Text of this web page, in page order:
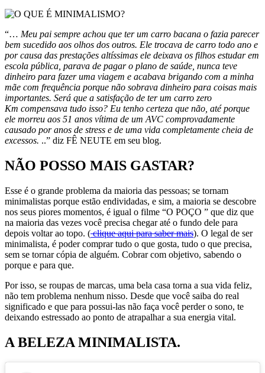
“… Meu pai sempre achou que ter um carro bacana o fazia parecer
bem sucedido aos olhos dos outros. Ele trocava de carro todo ano e
por causa das prestações altíssimas ele deixava os filhos estudar em
escola pública, parava de pagar o plano de saúde, nunca teve
dinheiro para fazer uma viagem e acabava brigando com a minha
mãe com frequência porque não sobrava dinheiro para coisas mais
importantes. Será que a satisfação de ter um carro zero
Km compensava tudo isso? Eu tenho certeza que não, até porque
ele morreu aos 51 anos vítima de um AVC comprovadamente
causado por anos de stress e de uma vida completamente cheia de
excessos. ..” diz FÊ NEUTE em seu blog.
NÃO POSSO MAIS GASTAR?
Esse é o grande problema da maioria das pessoas; se tornam
minimalistas porque estão endividadas, e sim, a maioria se descobre
nos seus piores momentos, é igual o filme “O POÇO ” que diz que
na maioria das vezes você precisa chegar até o fundo dele para
depois voltar ao topo. (clique aqui para saber mais). O legal de ser
minimalista, é poder comprar tudo o que gosta, tudo o que precisa,
sem se tornar cópia de alguém. Cobrar com objetivo, sabendo o
porque e para que.
Por isso, se roupas de marcas, uma bela casa torna a sua vida feliz,
não tem problema nenhum nisso. Desde que você saiba do real
significado e que para possui-las não faça você perder o sono, te
deixando estressado ao ponto de atrapalhar a sua energia vital.
A BELEZA MINIMALISTA.